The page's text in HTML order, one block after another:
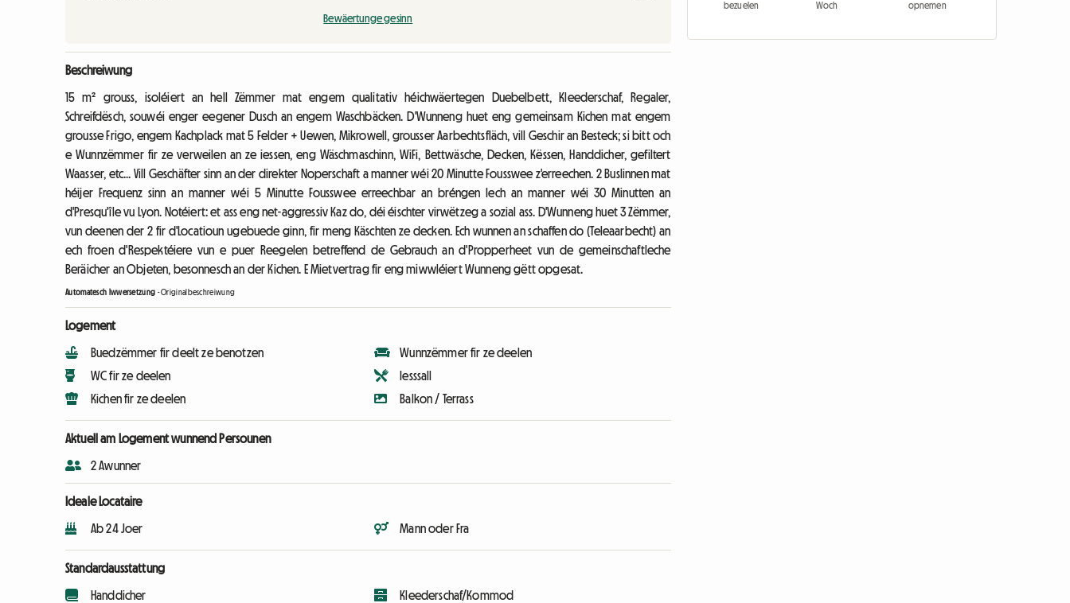
Bewäertunge gesinn
Beschreiwung
15 m² grouss, isoléiert an hell Zëmmer mat engem qualitativ héichwäertegen Duebelbett, Kleederschaf, Regaler,
Schreifdësch, souwéi enger eegener Dusch an engem Waschbäcken. D'Wunneng huet eng gemeinsam Kichen mat engem
grousse Frigo, engem Kachplack mat 5 Felder + Uewen, Mikrowell, grousser Aarbechtsfläch, vill Geschir an Besteck; si bitt och
e Wunnzëmmer fir ze verweilen an ze iessen, eng Wäschmaschinn, WiFi, Bettwäsche, Decken, Këssen, Handdicher, gefiltert
Waasser, etc... Vill Geschäfter sinn an der direkter Noperschaft a manner wéi 20 Minutte Fousswee z'erreechen. 2 Buslinnen mat
héijer Frequenz sinn an manner wéi 5 Minutte Fousswee erreechbar an bréngen Iech an manner wéi 30 Minutten an
d'Presqu'île vu Lyon. Notéiert: et ass eng net-aggressiv Kaz do, déi éischter virwëtzeg a sozial ass. D'Wunneng huet 3 Zëmmer,
vun deenen der 2 fir d'Locatioun ugebuede ginn, fir meng Käschten ze decken. Ech wunnen an schaffen do (Teleaarbecht) an
ech froen d'Respektéiere vun e puer Reegelen betreffend de Gebrauch an d'Propperheet vun de gemeinschaftleche
Beräicher an Objeten, besonnesch an der Kichen. E Mietvertrag fir eng miwwléiert Wunneng gëtt opgesat.
Automatesch Iwwersetzung -Originalbeschreiwung
Logement
Buedzëmmer fir deelt ze benotzen
WC fir ze deelen
Kichen fir ze deelen
Wunnzëmmer fir ze deelen
Iesssall
Balkon / Terrass
Aktuell am Logement wunnend Persounen
2 Awunner
Ideale Locataire
Ab 24 Joer Mann oder Fra
Standardausstattung
Handdicher
Kleederschaf/Kommod
bezuelen
Woch
opnemen